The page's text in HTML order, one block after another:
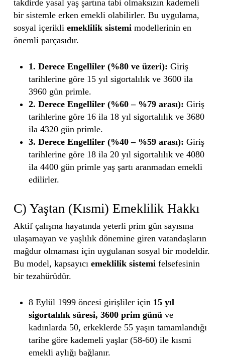
takdirde yasal yaş şartına tabi olmaksızın kademeli
bir sistemle erken emekli olabilirler. Bu uygulama,
sosyal içerikli emeklilik sistemimodellerinin en
önemli parçasıdır.
1. Derece Engelliler (%80 ve üzeri): Giriş
tarihlerine göre 15 yıl sigortalılık ve 3600 ila
3960 gün primle.
2. Derece Engelliler (%60 – %79 arası): Giriş
tarihlerine göre 16 ila 18 yıl sigortalılık ve 3680
ila 4320 gün primle.
3. Derece Engelliler (%40 – %59 arası): Giriş
tarihlerine göre 18 ila 20 yıl sigortalılık ve 4080
ila 4400 gün primle yaş şartı aranmadan emekli
edilirler.
C) Yaştan (Kısmi) Emeklilik Hakkı
Aktif çalışma hayatında yeterli prim gün sayısına
ulaşamayan ve yaşlılık dönemine giren vatandaşların
mağdur olmaması için uygulanan sosyal bir modeldir.
Bu model, kapsayıcı emeklilik sistemifelsefesinin
bir tezahürüdür.
8 Eylül 1999 öncesi girişliler için 15 yıl
sigortalılık süresi, 3600 prim günüve
kadınlarda 50, erkeklerde 55 yaşın tamamlandığı
tarihe göre kademeli yaşlar (58-60) ile kısmi
emekli aylığı bağlanır.